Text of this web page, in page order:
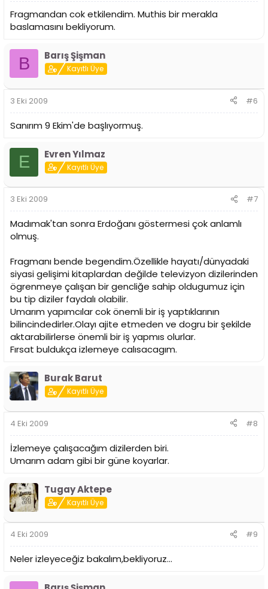
Fragmandan cok etkilendim. Muthis bir merakla
baslamasını bekliyorum.
B Barış Şişman
Kayıtlı Üye
3 Eki 2009 #6
Sanırım 9 Ekim'de başlıyormuş.
E Evren Yılmaz
Kayıtlı Üye
3 Eki 2009 #7
Madımak'tan sonra Erdoğanı göstermesi çok anlamlı
olmuş.
Fragmanı bende begendim.Özellikle hayatı/dünyadaki
siyasi gelişimi kitaplardan değilde televizyon dizilerinden
ögrenmeye çalışan bir gencliğe sahip oldugumuz için
bu tip diziler faydalı olabilir.
Umarım yapımcılar cok önemli bir iş yaptıklarının
bilincindedirler.Olayı ajite etmeden ve dogru bir şekilde
aktarabilirlerse önemli bir iş yapmıs olurlar.
Fırsat buldukça izlemeye calısacagım.
Burak Barut
Kayıtlı Üye
4 Eki 2009 #8
İzlemeye çalışacağım dizilerden biri.
Umarım adam gibi bir güne koyarlar.
Tugay Aktepe
Kayıtlı Üye
4 Eki 2009 #9
Neler izleyeceğiz bakalım,bekliyoruz...